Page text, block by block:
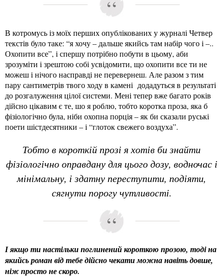
В котромусь із моїх перших опублікованих у журналі Четвер
текстів було таке: “я хочу – дальше якийсь там набір чого і –..
Охопити все”, і спершу потрібно побути в цьому, аби
зрозуміти і зрештою собі усвідомити, що охопити все ти не
можеш і нічого насправді не перевернеш. Але разом з тим
пару сантиметрів твого ходу в камені додадуться в результаті
до розгалуження цілої системи. Мені тепер вже багато років
дійсно цікавим є те, шо я роблю, тобто коротка проза, яка б
фізіологічно була, ніби охопна порція – як би сказали руські
поети шістдесятники – і “глоток свежего воздуха”.
Тобто в короткій прозі я хотів би знайти
фізіологічно оправдану для цього дозу, водночас і
мінімальну, і здатну переступити, подіяти,
сягнути порогу чутливості.
І якщо ти настільки поглинений короткою прозою, тоді на
якийсь роман від тебе дійсно чекати можна навіть довше,
ніж просто не скоро.